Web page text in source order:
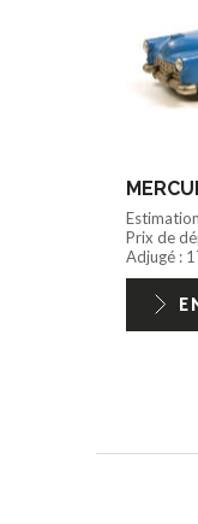
Prix de
Adjugé :